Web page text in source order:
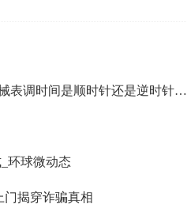
全球热门:机械表调时间是顺时针还是逆时针(机械表调时间是顺时针还是逆时针图解)
环球微动态
门揭穿诈骗真相